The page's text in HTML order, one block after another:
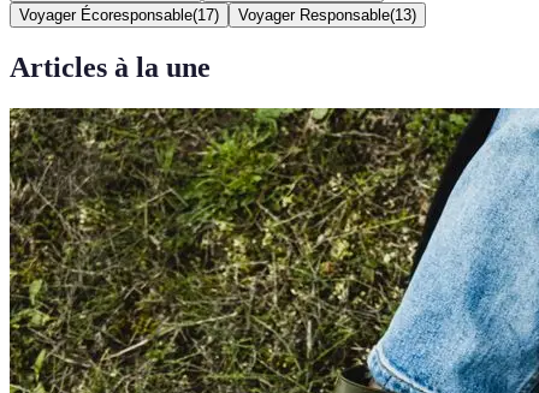
Voyager Écoresponsable(17) Voyager Responsable(13)
Articles à la une